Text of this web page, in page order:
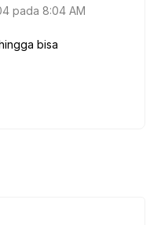
pada 8:04 AM
bisa